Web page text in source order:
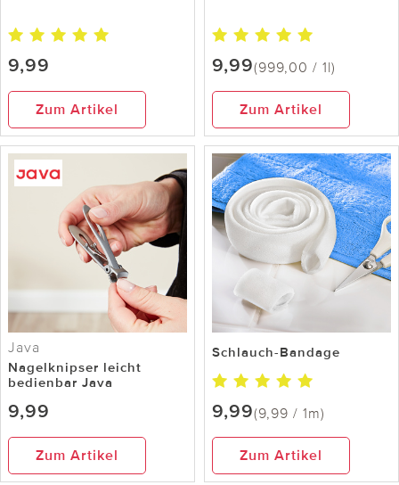
9,99
Zum Artikel
9,99(999,00 / 1l)
Zum Artikel
Java
Nagelknipser leicht
bedienbar Java
9,99
Zum Artikel
Schlauch-Bandage
9,99(9,99 / 1m)
Zum Artikel